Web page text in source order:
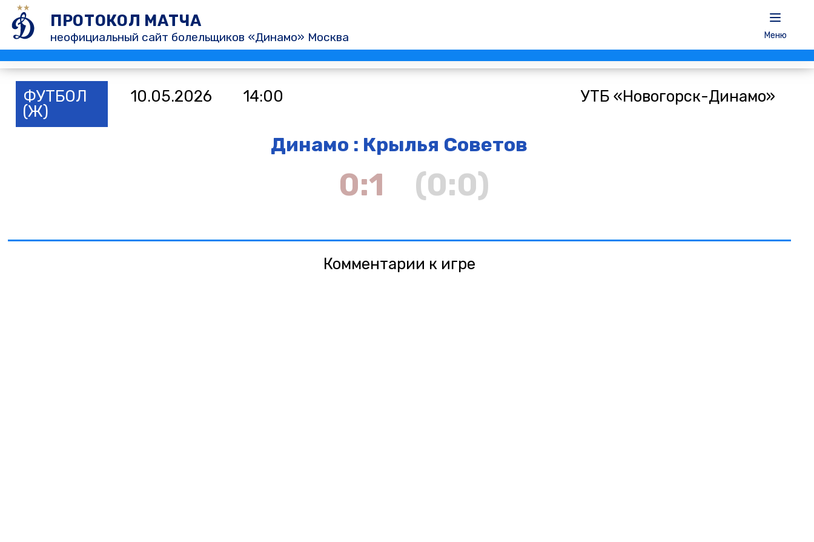
ПРОТОКОЛ МАТЧА
неофициальный сайт болельщиков «Динамо» Москва Меню
ФУТБОЛ
(Ж)
10.05.2026 14:00 УТБ «Новогорск-Динамо»
Динамо : Крылья Советов
0:1 (0:0)
Комментарии к игре